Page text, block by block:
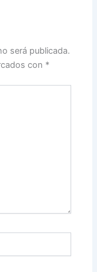
será publicada.
con *